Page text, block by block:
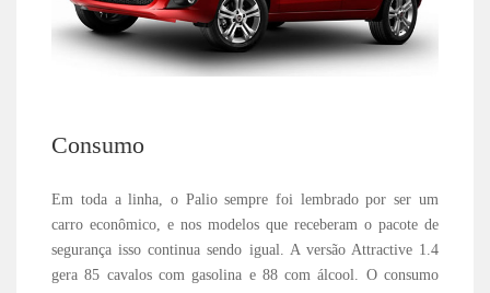
Consumo
Em toda a linha, o Palio sempre foi lembrado por ser um
carro econômico, e nos modelos que receberam o pacote de
segurança isso continua sendo igual. A versão Attractive 1.4
gera 85 cavalos com gasolina e 88 com álcool. O consumo